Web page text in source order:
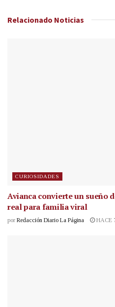
Relacionado Noticias
CURIOSIDADES
Avianca convierte un sueño
real para familia viral
por Redacción Diario La Página HACE